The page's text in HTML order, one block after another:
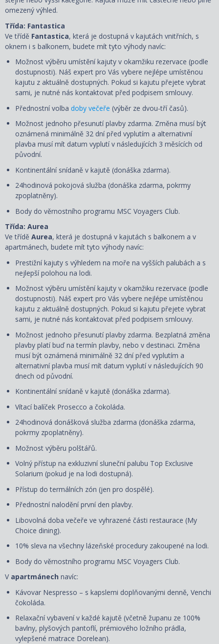
omezený výhled.
Třída: Fantastica
Ve třídě Fantastica, která je dostupná v kajutách vnitřních, s
oknem i s balkonem, budete mít tyto výhody navíc:
Možnost výběru umístění kajuty v okamžiku rezervace (podle
dostupnosti). Náš expert pro Vás vybere nejlépe umístěnou
kajutu z aktuálně dostupných. Pokud si kajutu přejete vybrat
sami, je nutné nás kontaktovat před podpisem smlouvy.
Přednostní volba doby večeře (výběr ze dvou-tří časů).
Možnost jednoho přesunutí plavby zdarma. Změna musí být
oznámená minimálně 32 dní před vyplutím a alternativní
plavba musí mít datum vyplutí v následujících 3 měsících od
původní.
Kontinentální snídaně v kajutě (donáška zdarma).
24hodinová pokojová služba (donáška zdarma, pokrmy
zpoplatněny).
Body do věrnostního programu MSC Voyagers Club.
Třída: Aurea
Ve třídě Aurea, která je dostupná v kajutách s balkonem a v
apartmánech, budete mít tyto výhody navíc:
Prestižní kajuty s výhledem na moře na vyšších palubách a s
nejlepší polohou na lodi.
Možnost výběru umístění kajuty v okamžiku rezervace (podle
dostupnosti). Náš expert pro Vás vybere nejlépe umístěnou
kajutu z aktuálně dostupných. Pokud si kajutu přejete vybrat
sami, je nutné nás kontaktovat před podpisem smlouvy.
Možnost jednoho přesunutí plavby zdarma. Bezplatná změna
plavby platí buď na termín plavby, nebo v destinaci. Změna
musí být oznámená minimálně 32 dní před vyplutím a
alternativní plavba musí mít datum vyplutí v následujících 90
dnech od původní.
Kontinentální snídaně v kajutě (donáška zdarma).
Vítací balíček Prosecco a čokoláda.
24hodinová donášková služba zdarma (donáška zdarma,
pokrmy zpoplatněny).
Možnost výběru polštářů.
Volný přístup na exkluzivní sluneční palubu Top Exclusive
Solarium (pokud je na lodi dostupná).
Přístup do termálních zón (jen pro dospělé).
Přednostní nalodění první den plavby.
Libovolná doba večeře ve vyhrazené části restaurace (My
Choice dining).
10% sleva na všechny lázeňské procedury zakoupené na lodi.
Body do věrnostního programu MSC Voyagers Club.
V apartmánech navíc:
Kávovar Nespresso – s kapslemi doplňovanými denně, Venchi
čokoláda.
Relaxační vybavení v každé kajutě (včetně županu ze 100%
bavlny, plyšových pantoflí, prémiového ložního prádla,
vylepšené matrace Dorelean).